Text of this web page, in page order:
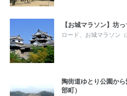
【お城マラソン】坊
ロード、お城マラソン（
陶街道ゆとり公園か
部町）